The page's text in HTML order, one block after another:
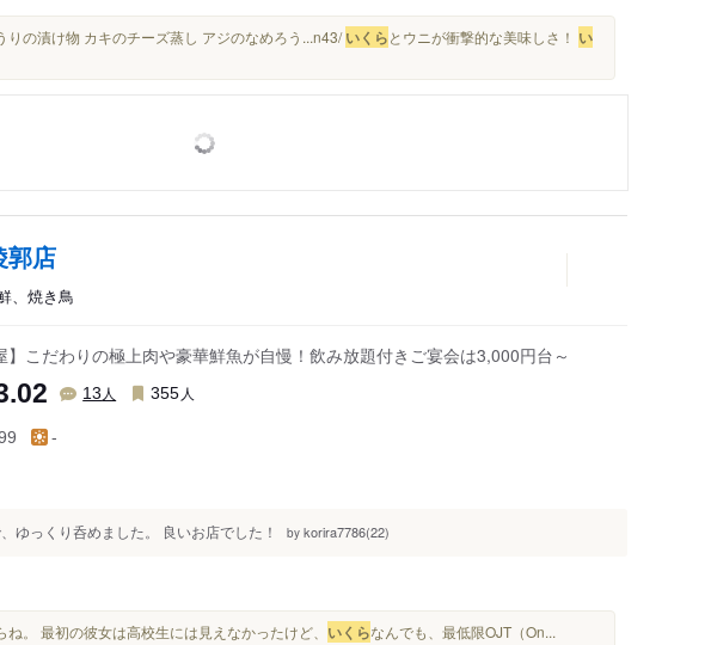
りの漬け物 カキのチーズ蒸し アジのなめろう...n43/いくらとウニが衝撃的な美味しさ！ い
郭店
、焼き鳥
】こだわりの極上肉や豪華鮮魚が自慢！飲み放題付きご宴会は3,000円台～
13 人 355 人
-
ゆっくり呑めました。 良いお店でした！ by korira7786(22)
。 最初の彼女は高校生には見えなかったけど、 いくらなんでも、最低限OJT（On...